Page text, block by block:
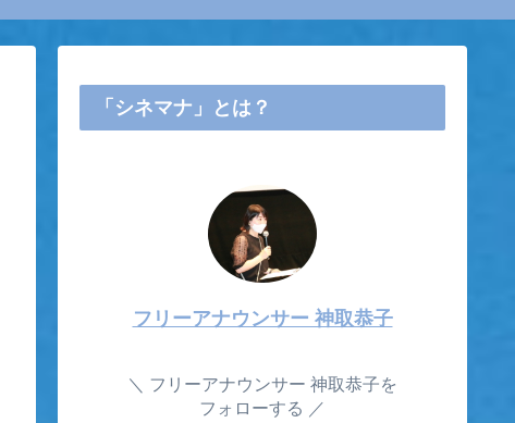
「シネマナ」とは？
フリーアナウンサー 神取恭子
フリーアナウンサー 神取恭子を
フォローする